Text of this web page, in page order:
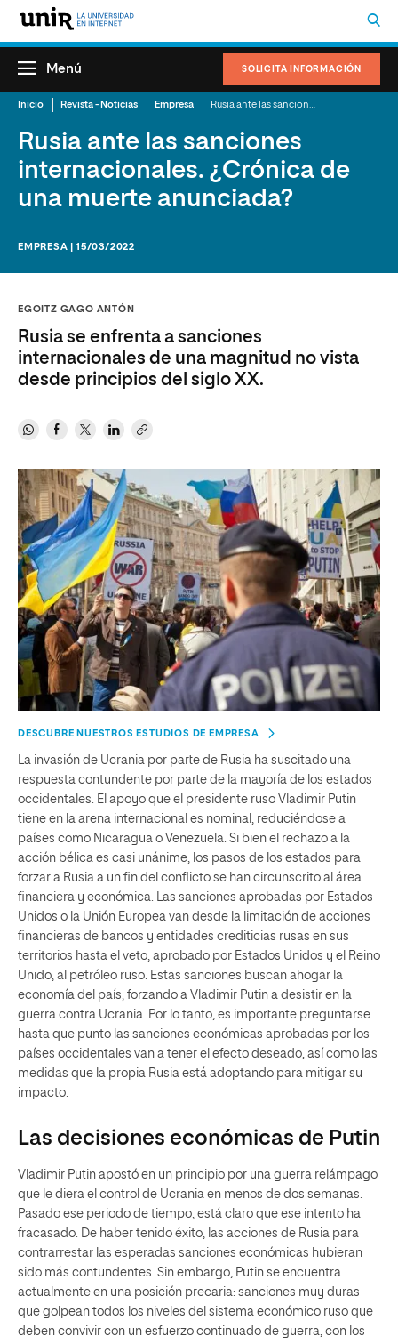
SOLICITA INFORMACIÓN
Menú
Inicio Revista - Noticias Empresa
Rusia ante las sanciones
internacionales. ¿Crónica de
una muerte anunciada?
EMPRESA | 15/03/2022
EGOITZ GAGO ANTÓN
Rusia se enfrenta a sanciones
internacionales de una magnitud no vista
desde principios del siglo XX.
DESCUBRE NUESTROS ESTUDIOS DE EMPRESA
La invasión de Ucrania por parte de Rusia ha suscitado una
respuesta contundente por parte de la mayoría de los estados
occidentales. El apoyo que el presidente ruso Vladimir Putin
tiene en la arena internacional es nominal, reduciéndose a
países como Nicaragua o Venezuela. Si bien el rechazo a la
acción bélica es casi unánime, los pasos de los estados para
forzar a Rusia a un fin del conflicto se han circunscrito al área
financiera y económica. Las sanciones aprobadas por Estados
Unidos o la Unión Europea van desde la limitación de acciones
financieras de bancos y entidades crediticias rusas en sus
territorios hasta el veto, aprobado por Estados Unidos y el Reino
Unido, al petróleo ruso. Estas sanciones buscan ahogar la
economía del país, forzando a Vladimir Putin a desistir en la
guerra contra Ucrania. Por lo tanto, es importante preguntarse
hasta que punto las sanciones económicas aprobadas por los
países occidentales van a tener el efecto deseado, así como las
medidas que la propia Rusia está adoptando para mitigar su
impacto.
Las decisiones económicas de Putin
Vladimir Putin apostó en un principio por una guerra relámpago
que le diera el control de Ucrania en menos de dos semanas.
Pasado ese periodo de tiempo, está claro que ese intento ha
fracasado. De haber tenido éxito, las acciones de Rusia para
contrarrestar las esperadas sanciones económicas hubieran
sido más contundentes. Sin embargo, Putin se encuentra
actualmente en una posición precaria: sanciones muy duras
que golpean todos los niveles del sistema económico ruso que
deben convivir con un esfuerzo continuado de guerra, con los